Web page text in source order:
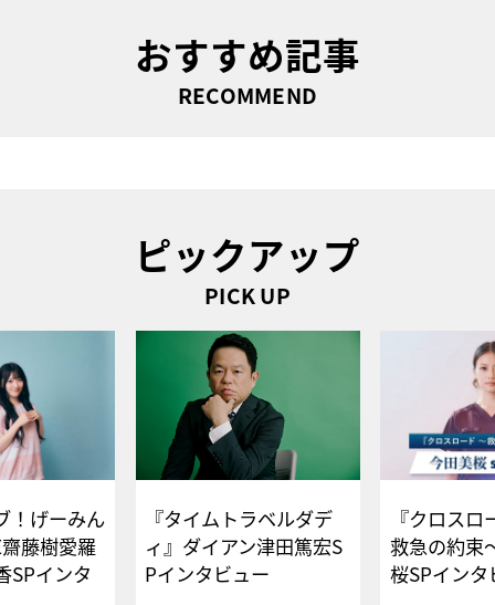
おすすめ記事
RECOMMEND
ピックアップ
PICK UP
！げーみん
藤樹愛羅
SPインタ
『タイムトラベルダデ
ィ』ダイアン津田篤宏S
Pインタビュー
『クロス
救急の約束
桜SPイ